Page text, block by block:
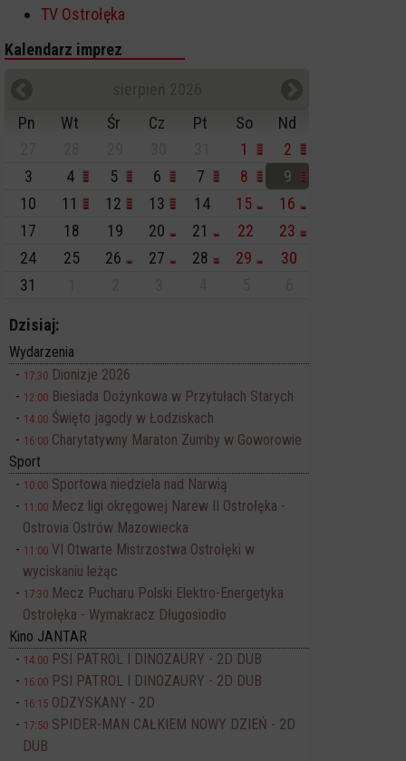
TV Ostrołęka
Kalendarz imprez
Pn
Wt Śr Cz Pt So
Nd
1
2
3
4 5 6 7 8
9
10
11 12 13 14 15
16
17
18 19 20 21 22
23
24
25 26 27 28 29
30
31
Dzisiaj:
Wydarzenia
17:30 Dionizje 2026
12:00 Biesiada Dożynkowa w Przytułach Starych
14:00 Święto jagody w Łodziskach
16:00 Charytatywny Maraton Zumby w Goworowie
Sport
10:00 Sportowa niedziela nad Narwią
11:00 Mecz ligi okręgowej Narew II Ostrołęka -
Ostrovia Ostrów Mazowiecka
11:00 VI Otwarte Mistrzostwa Ostrołęki w
wyciskaniu leżąc
17:30 Mecz Pucharu Polski Elektro-Energetyka
Ostrołęka - Wymakracz Długosiodło
Kino JANTAR
14:00 PSI PATROL I DINOZAURY - 2D DUB
16:00 PSI PATROL I DINOZAURY - 2D DUB
16:15 ODZYSKANY - 2D
17:50 SPIDER-MAN CAŁKIEM NOWY DZIEŃ - 2D
DUB